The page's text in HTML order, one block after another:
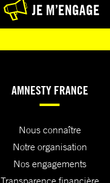
JE M’ENGAGE
AMNESTY FRANCE
Nous connaître
Notre organisation
Nos engagements
Transparence financière